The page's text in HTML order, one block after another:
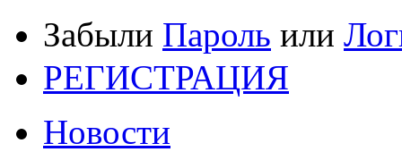
Забыли Пароль или
РЕГИСТРАЦИЯ
Новости